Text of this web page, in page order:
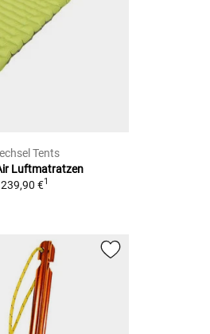
Tents
Luftmatratzen
239,90 €1